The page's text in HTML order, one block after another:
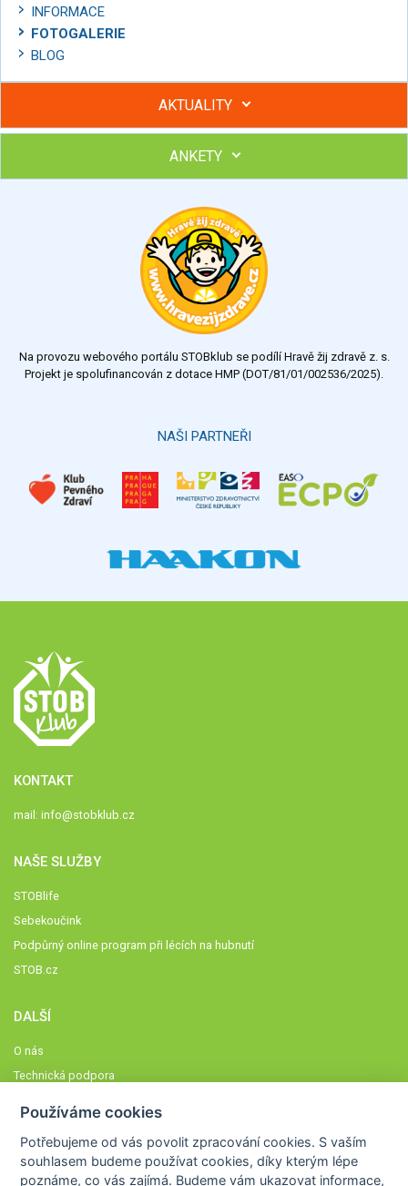
INFORMACE
FOTOGALERIE
BLOG
AKTUALITY
Hubněte s podporou lektorky a skupiny v kurzech STOBu
Chcete poradit s hubnutím? Najděte si odborníka STOBu ve
ANKETY
Výsledky Všechny ankety
Na provozu webového portálu STOBklub se podílí Hravě žij zdravě z. s.
Projekt je spolufinancován z dotace HMP (DOT/81/01/002536/2025).
NAŠI PARTNEŘI
KONTAKT
mail: info@stobklub.cz
NAŠE SLUŽBY
STOBlife
Sebekoučink
Podpůrný online program při lécích na hubnutí
STOB.cz
DALŠÍ
O nás
Technická podpora
Členové STOBklubu
Zásady nakládání s osobními údaji
Používáme cookies
Potřebujeme od vás povolit zpracování cookies. S vaším
souhlasem budeme používat cookies, díky kterým lépe
poznáme,co vás zajímá. Budeme vám ukazovat informace,